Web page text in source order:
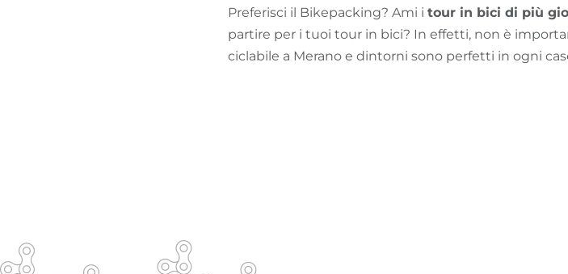
Preferisci il Bikepacking? Ami i tour in bici di più
partire per i tuoi tour in bici? In effetti, non è
ciclabile a Merano e dintorni sono perfetti in ogni